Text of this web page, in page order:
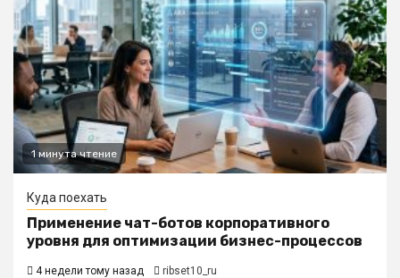
1 минута чтение
Куда поехать
Применение чат-ботов корпоративного
уровня для оптимизации бизнес-процессов
4 недели тому назад ribset10_ru